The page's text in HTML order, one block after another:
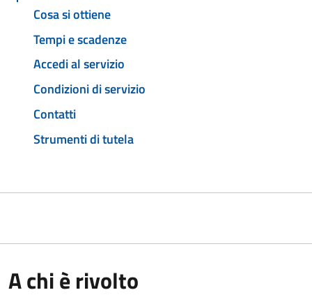
Cosa si ottiene
Tempi e scadenze
Accedi al servizio
Condizioni di servizio
Contatti
Strumenti di tutela
A chi è rivolto